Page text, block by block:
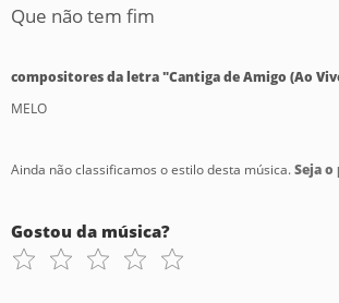
Que não tem fim
compositores da letra "Cantiga de Amigo (Ao
MELO
Ainda não classificamos o estilo desta música.Seja
Gostou da música?